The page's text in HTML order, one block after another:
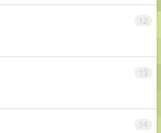
12
13
14